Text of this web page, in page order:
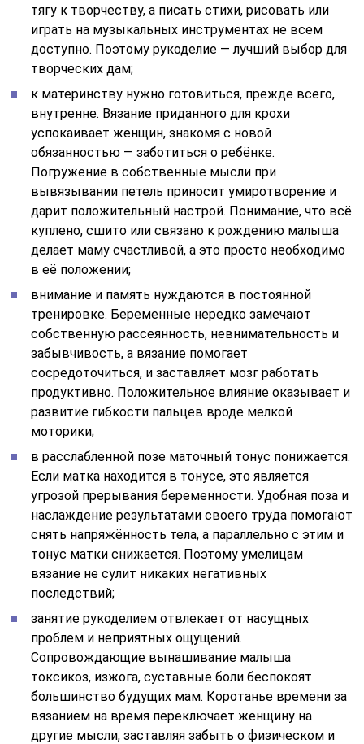
тягу к творчеству, а писать стихи, рисовать или
играть на музыкальных инструментах не всем
доступно. Поэтому рукоделие — лучший выбор для
творческих дам;
к материнству нужно готовиться, прежде всего,
внутренне. Вязание приданного для крохи
успокаивает женщин, знакомя с новой
обязанностью — заботиться о ребёнке.
Погружение в собственные мысли при
вывязывании петель приносит умиротворение и
дарит положительный настрой. Понимание, что всё
куплено, сшито или связано к рождению малыша
делает маму счастливой, а это просто необходимо
в её положении;
внимание и память нуждаются в постоянной
тренировке. Беременные нередко замечают
собственную рассеянность, невнимательность и
забывчивость, а вязание помогает
сосредоточиться, и заставляет мозг работать
продуктивно. Положительное влияние оказывает и
развитие гибкости пальцев вроде мелкой
моторики;
в расслабленной позе маточный тонус понижается.
Если матка находится в тонусе, это является
угрозой прерывания беременности. Удобная поза и
наслаждение результатами своего труда помогают
снять напряжённость тела, а параллельно с этим и
тонус матки снижается. Поэтому умелицам
вязание не сулит никаких негативных
последствий;
занятие рукоделием отвлекает от насущных
проблем и неприятных ощущений.
Сопровождающие вынашивание малыша
токсикоз, изжога, суставные боли беспокоят
большинство будущих мам. Коротанье времени за
вязанием на время переключает женщину на
другие мысли, заставляя забыть о физическом и